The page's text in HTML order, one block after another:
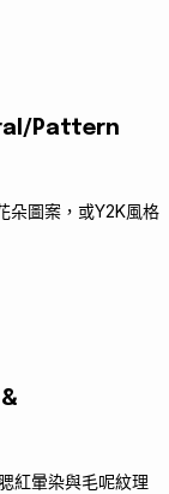
Pattern
朵圖案，或Y2K風格
紅暈染與毛呢紋理